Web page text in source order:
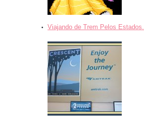
Viajando de Trem Pelos Estados...